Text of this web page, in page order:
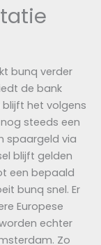
bunq verder
de bank
blijft het volgens
steeds een
spaargeld via
blijft gelden
een bepaald
bunq snel. Er
Europese
echter
Zo